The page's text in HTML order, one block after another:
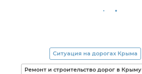
Ситуация на дорогах Крыма
Ремонт и строительство дорог в Крыму